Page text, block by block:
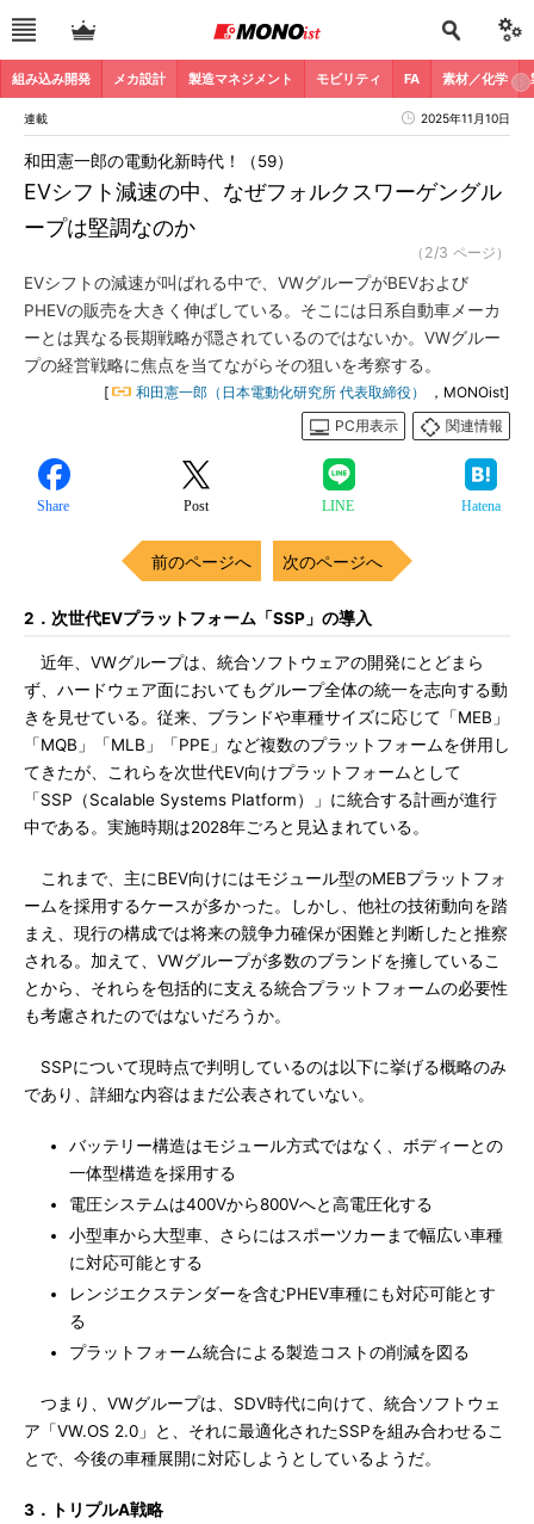
組み込み開発 メカ設計 製造マネジメント モビリティ FA 素材／化学
連載 2025年11月10日
EVシフト減速の中、なぜフォルクスワーゲングル
ープは堅調なのか
和田憲一郎の電動化新時代！（59）
（2/3 ページ）
EVシフトの減速が叫ばれる中で、VWグループがBEVおよび
PHEVの販売を大きく伸ばしている。そこには日系自動車メーカ
ーとは異なる長期戦略が隠されているのではないか。VWグルー
プの経営戦略に焦点を当てながらその狙いを考察する。
[ 和田憲一郎（日本電動化研究所 代表取締役）
，MONOist]
PC用表示
関連情報
Share Post LINE Hatena
前のページへ 次のページへ
2．次世代EVプラットフォーム「SSP」の導入
近年、VWグループは、統合ソフトウェアの開発にとどまら
ず、ハードウェア面においてもグループ全体の統一を志向する動
きを見せている。従来、ブランドや車種サイズに応じて「MEB」
「MQB」「MLB」「PPE」など複数のプラットフォームを併用し
てきたが、これらを次世代EV向けプラットフォームとして
「SSP（Scalable Systems Platform）」に統合する計画が進行
中である。実施時期は2028年ごろと見込まれている。
これまで、主にBEV向けにはモジュール型のMEBプラットフォ
ームを採用するケースが多かった。しかし、他社の技術動向を踏
まえ、現行の構成では将来の競争力確保が困難と判断したと推察
される。加えて、VWグループが多数のブランドを擁しているこ
とから、それらを包括的に支える統合プラットフォームの必要性
も考慮されたのではないだろうか。
SSPについて現時点で判明しているのは以下に挙げる概略のみ
であり、詳細な内容はまだ公表されていない。
バッテリー構造はモジュール方式ではなく、ボディーとの
一体型構造を採用する
電圧システムは400Vから800Vへと高電圧化する
小型車から大型車、さらにはスポーツカーまで幅広い車種
に対応可能とする
レンジエクステンダーを含むPHEV車種にも対応可能とす
る
プラットフォーム統合による製造コストの削減を図る
つまり、VWグループは、SDV時代に向けて、統合ソフトウェ
ア「VW.OS 2.0」と、それに最適化されたSSPを組み合わせるこ
とで、今後の車種展開に対応しようとしているようだ。
3．トリプルA戦略